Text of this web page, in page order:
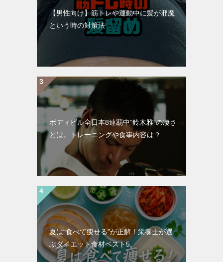
【男性向け】筋トレや運動中に髪が邪魔
という時の対策法
ボディビル全日本8連覇中”鈴木雅”の凄さ
とは。トレーニングや食事内容は？
夏は“食べて痩せる”が正解！栄養士が選
ぶダイエット食材ベスト5